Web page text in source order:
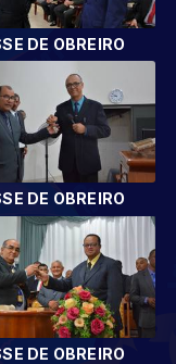
DE OBREIRO
DE OBREIRO
DE OBREIRO